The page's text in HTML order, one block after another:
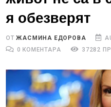
я обезверят
ОТЖАСМИНА ЕДОРОВА
0 КОМЕНТАРА
37282